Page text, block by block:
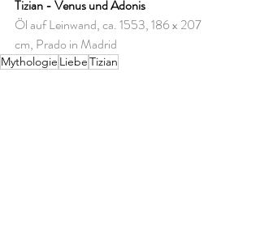
Tizian - Venus und Adonis
Öl auf Leinwand, ca. 1553, 186 x 207
cm, Prado in Madrid
Mythologie LiebeTizian